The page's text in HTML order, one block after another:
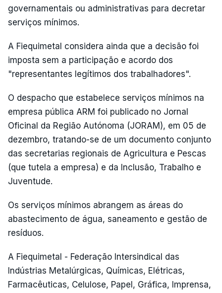
governamentais ou administrativas para decretar
serviços mínimos.
A Fiequimetal considera ainda que a decisão foi
imposta sem a participação e acordo dos
"representantes legítimos dos trabalhadores".
O despacho que estabelece serviços mínimos na
empresa pública ARM foi publicado no Jornal
Oficinal da Região Autónoma (JORAM), em 05 de
dezembro, tratando-se de um documento conjunto
das secretarias regionais de Agricultura e Pescas
(que tutela a empresa) e da Inclusão, Trabalho e
Juventude.
Os serviços mínimos abrangem as áreas do
abastecimento de água, saneamento e gestão de
resíduos.
A Fiequimetal - Federação Intersindical das
Indústrias Metalúrgicas, Químicas, Elétricas,
Farmacêuticas, Celulose, Papel, Gráfica, Imprensa,